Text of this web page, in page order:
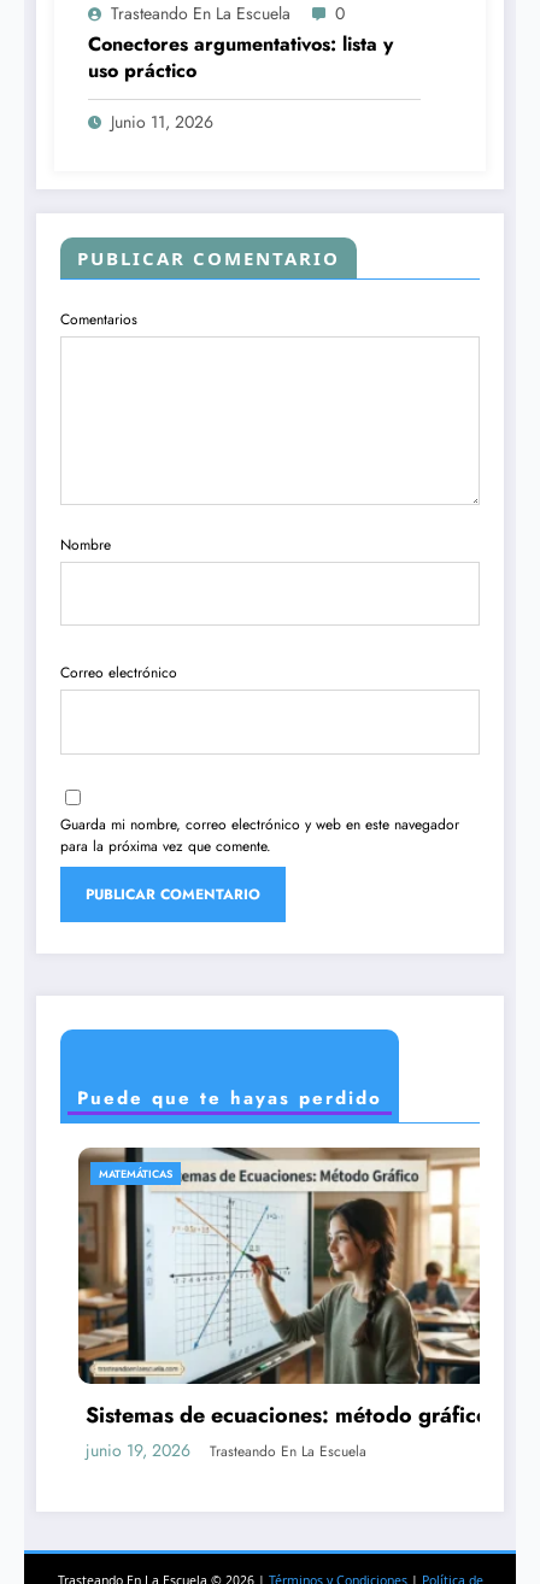
Trasteando En La Escuela 0
Conectores argumentativos: lista y
uso práctico
Junio 11, 2026
PUBLICAR COMENTARIO
Comentarios
Nombre
Correo electrónico
Guarda mi nombre, correo electrónico y web en este navegador
para la próxima vez que comente.
Puede que te hayas perdido
gráfico
CIENCIAS
Los exoplanetas: planetas fuera
sistema solar